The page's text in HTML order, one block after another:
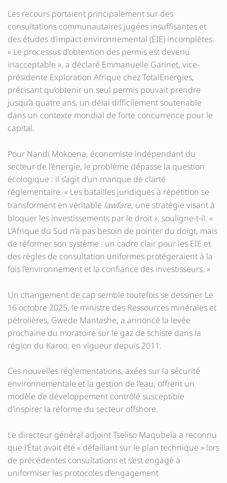
Les recours portaient principalement sur des
consultations communautaires jugées insuffisantes et
des études d’impact environnemental (EIE) incomplètes.
« Le processus d’obtention des permis est devenu
inacceptable », a déclaré Emmanuelle Garinet, vice-
présidente Exploration Afrique chez TotalEnergies,
précisant qu’obtenir un seul permis pouvait prendre
jusqu’à quatre ans, un délai difficilement soutenable
dans un contexte mondial de forte concurrence pour le
capital.
Pour Nandi Mokoena, économiste indépendant du
secteur de l’énergie, le problème dépasse la question
écologique : il s’agit d’un manque de clarté
réglementaire. « Les batailles juridiques à répétition se
transforment en véritable lawfare, une stratégie visant à
bloquer les investissements par le droit », souligne-t-il. «
L’Afrique du Sud n’a pas besoin de pointer du doigt, mais
de réformer son système : un cadre clair pour les EIE et
des règles de consultation uniformes protégeraient à la
fois l’environnement et la confiance des investisseurs. »
Un changement de cap semble toutefois se dessiner. Le
16 octobre 2025, le ministre des Ressources minérales et
pétrolières, Gwede Mantashe, a annoncé la levée
prochaine du moratoire sur le gaz de schiste dans la
région du Karoo, en vigueur depuis 2011.
Ces nouvelles réglementations, axées sur la sécurité
environnementale et la gestion de l’eau, offrent un
modèle de développement contrôlé susceptible
d’inspirer la réforme du secteur offshore.
Le directeur général adjoint Tseliso Maqubela a reconnu
que l’État avait été « défaillant sur le plan technique » lors
de précédentes consultations et s’est engagé à
uniformiser les protocoles d’engagement